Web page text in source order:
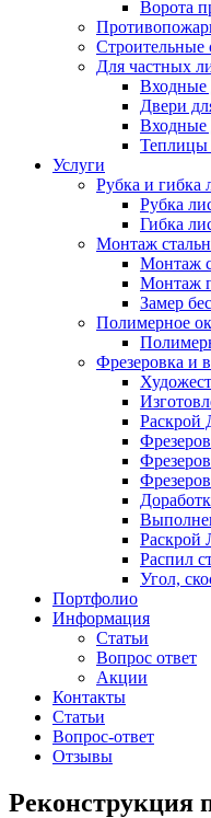
Ворота
Строительные
Для частных
Входные
Двери
Входные
Услуги
Рубка и гибка
Рубка
Гибка
Монтаж
Монтаж
Монтаж
Замер
Полимерное
Фрезеровка и
Распил
Угол,
Портфолио
Информация
Статьи
Вопрос ответ
Акции
Контакты
Статьи
Вопрос-ответ
Отзывы
Реконструкция